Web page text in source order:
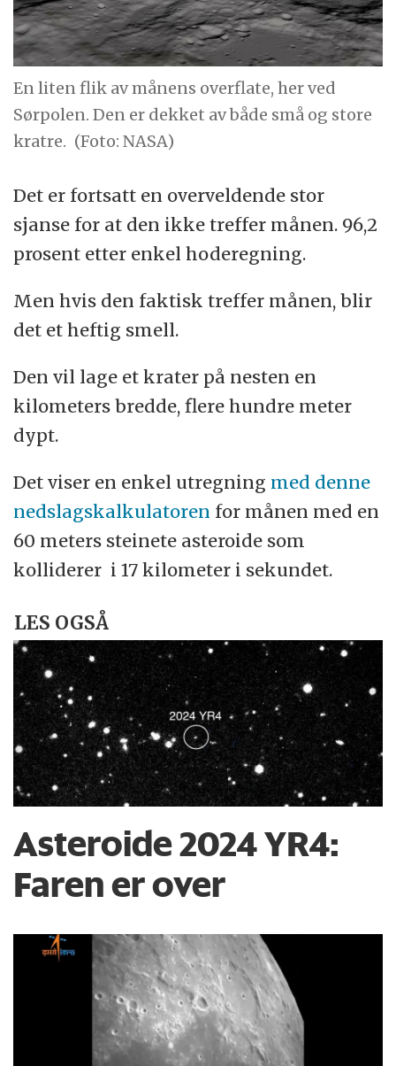
En liten flik av månens overflate, her ved
Sørpolen. Den er dekket av både små og store
kratre. (Foto: NASA)
Det er fortsatt en overveldende stor
sjanse for at den ikke treffer månen. 96,2
prosent etter enkel hoderegning.
Men hvis den faktisk treffer månen, blir
det et heftig smell.
Den vil lage et krater på nesten en
kilometers bredde, flere hundre meter
dypt.
Det viser en enkel utregning med denne
nedslagskalkulatoren for månen med en
60 meters steinete asteroide som
kolliderer i 17 kilometer i sekundet.
LES OGSÅ
Asteroide 2024 YR4:
Faren er over